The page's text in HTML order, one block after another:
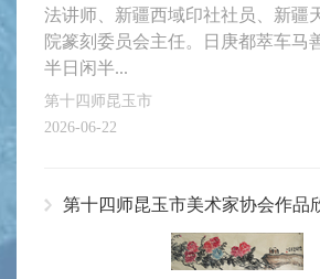
法讲师、新疆西域印社社员、新疆
院篆刻委员会主任。日庚都萃车马
半日闲半...
第十四师昆玉市
2026-06-22